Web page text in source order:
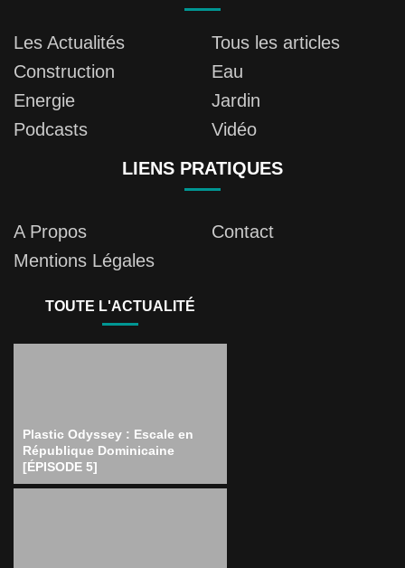
Les Actualités
Tous les articles
Construction
Eau
Energie
Jardin
Podcasts
Vidéo
LIENS PRATIQUES
A Propos
Contact
Mentions Légales
TOUTE L'ACTUALITÉ
Plastic Odyssey : Escale en
République Dominicaine
[ÉPISODE 5]